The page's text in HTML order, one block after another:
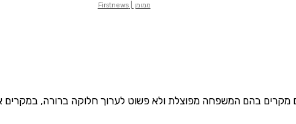
ממומן | Firstnews
מקרים בהם המשפחה מפוצלת ולא פשוט לערוך חלוקה ברורה,